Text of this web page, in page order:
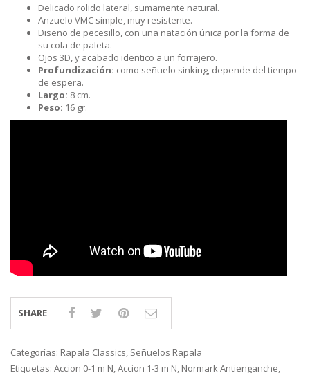
Delicado rolido lateral, sumamente natural.
Anzuelo VMC simple, muy resistente.
Diseño de pecesillo, con una natación única por la forma de
su cola de paleta.
Ojos 3D, y acabado identico a un forrajero.
Profundización: como señuelo sinking, depende del tiempo
de espera.
Largo: 8 cm.
Peso: 16 gr.
SHARE
Categorías: Rapala Classics, Señuelos Rapala
Etiquetas: Accion 0-1 m N,Accion 1-3 m N, Normark Antienganche,